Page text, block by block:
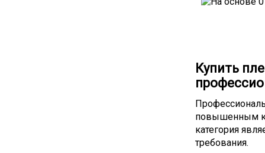
Купить
повышенным
категория
требования.